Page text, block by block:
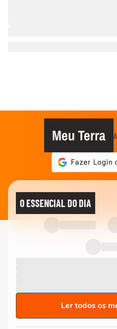
Meu Terra
O ESSENCIAL DO DIA
Ler todos os